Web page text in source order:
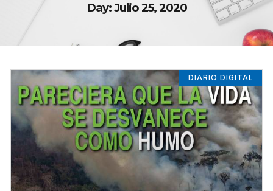
Day: Julio 25, 2020
DIARIO DIGITAL